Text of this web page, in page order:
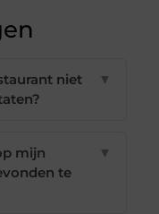
niet
▼
mijn
te
▼